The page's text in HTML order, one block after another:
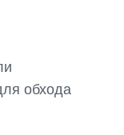
обхода